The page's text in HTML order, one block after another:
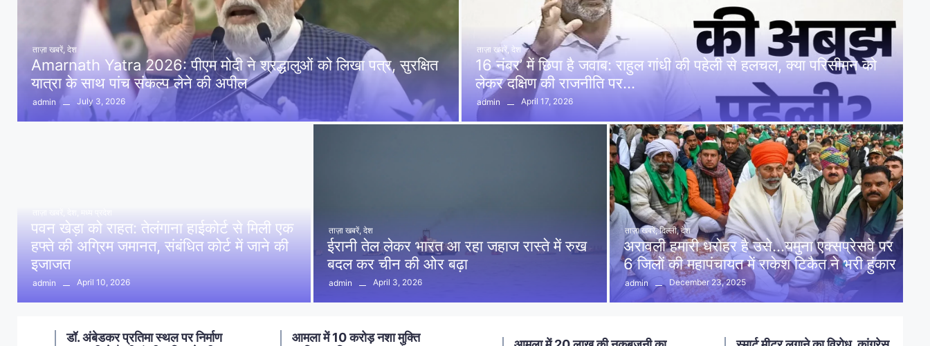
ताज़ा खबरें देश
Amarnath Yatra 2026: पीएम मोदी ने श्रद्धालुओं को लिखा पत्र, सुरक्षित
यात्रा के साथ पांच संकल्प लेने की अपील
admin July 3, 2026
ताज़ा खबरें देश
16 नंबर’ में छिपा है जवाब: राहुल गांधी की पहेली से हलचल, क्या परिसीमन को
लेकर दक्षिण की राजनीति पर…
admin April 17, 2026
पवन खेड़ा को राहत: तेलंगाना हाईकोर्ट से मिली एक
हफ्ते की अग्रिम जमानत, संबंधित कोर्ट में जाने की
इजाजत
admin April 10, 2026
ताज़ा खबरें, देश
ईरानी तेल लेकर भारत आ रहा जहाज रास्ते में रुख
बदल कर चीन की ओर बढ़ा
admin April 3, 2026
ताज़ा खबरें, दिल्ली, देश
अरावली हमारी धरोहर है उसे…यमुना एक्सप्रेसवे पर
6 जिलों की महापंचायत में राकेश टिकैत ने भरी हुंकार
admin December 23, 2025
आमला में 10 करोड़ नशा मुक्ति
नलखेड़ा: मां बगलामुखी मंदिर क्षेत्र में